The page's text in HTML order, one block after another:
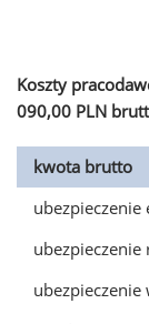
Koszty
090,00 PLN
kwota brutto
ubezpieczenie
ubezpieczenie